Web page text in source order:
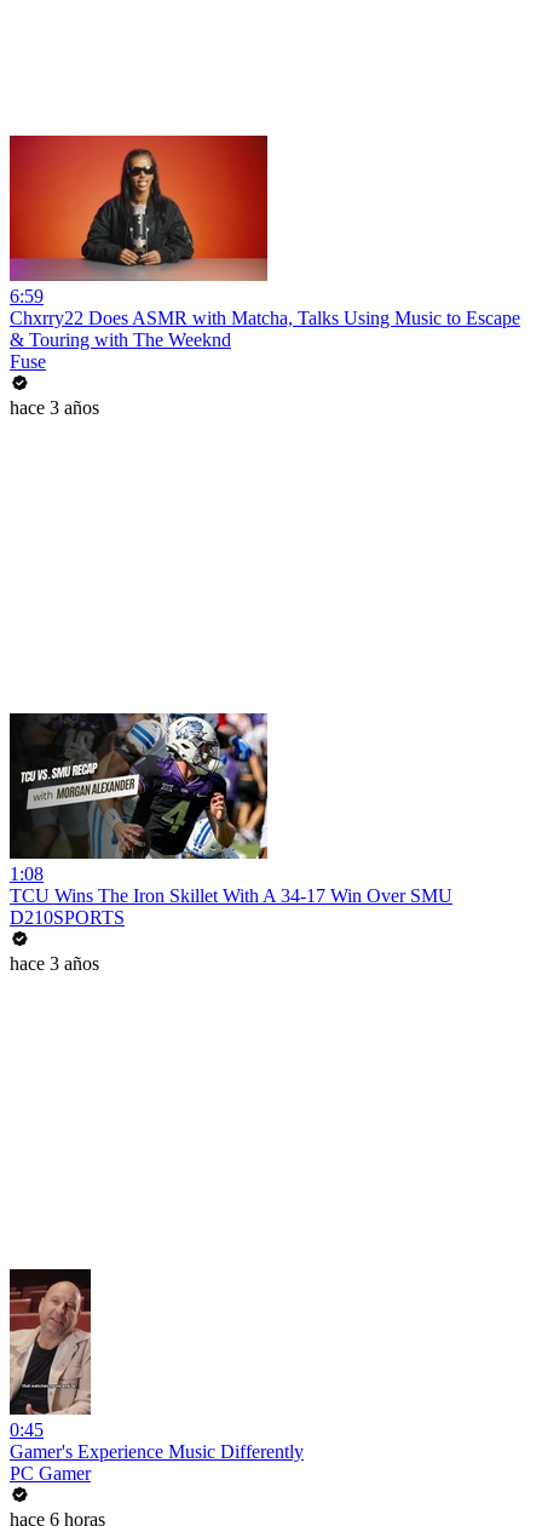
6:59
Chxrry22 Does ASMR with Matcha, Talks Using Music to Escape
& Touring with The Weeknd
Fuse
hace 3 años
1:08
TCU Wins The Iron Skillet With A 34-17 Win Over SMU
D210SPORTS
hace 3 años
0:45
Gamer's Experience Music Differently
PC Gamer
hace 6 horas